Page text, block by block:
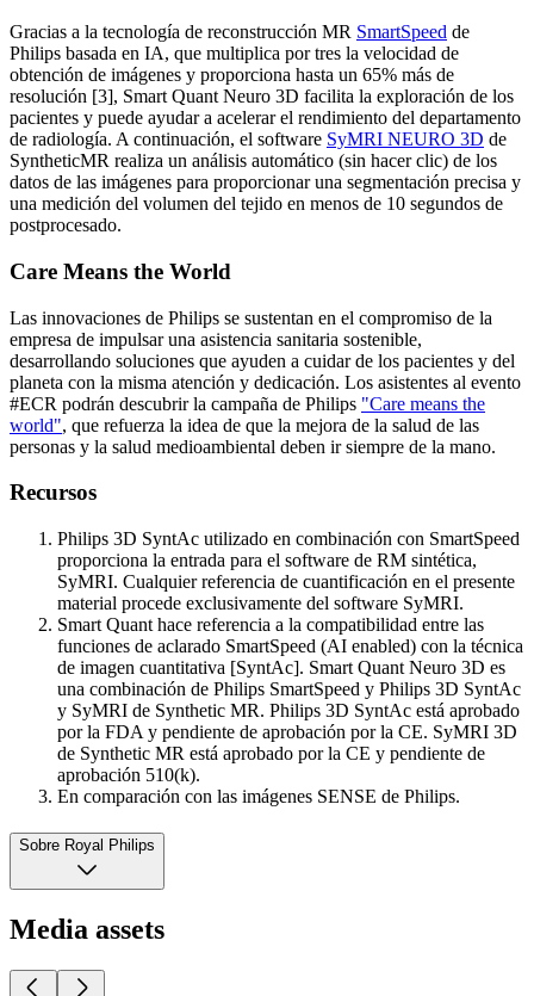
Gracias a la tecnología de reconstrucción MR SmartSpeed de
Philips basada en IA, que multiplica por tres la velocidad de
obtención de imágenes y proporciona hasta un 65% más de
resolución [3], Smart Quant Neuro 3D facilita la exploración de los
pacientes y puede ayudar a acelerar el rendimiento del departamento
de radiología. A continuación, el software SyMRI NEURO 3D de
SyntheticMR realiza un análisis automático (sin hacer clic) de los
datos de las imágenes para proporcionar una segmentación precisa y
una medición del volumen del tejido en menos de 10 segundos de
postprocesado.
Care Means the World
Las innovaciones de Philips se sustentan en el compromiso de la
empresa de impulsar una asistencia sanitaria sostenible,
desarrollando soluciones que ayuden a cuidar de los pacientes y del
planeta con la misma atención y dedicación. Los asistentes al evento
#ECR podrán descubrir la campaña de Philips "Care means the
world", que refuerza la idea de que la mejora de la salud de las
personas y la salud medioambiental deben ir siempre de la mano.
Recursos
Philips 3D SyntAc utilizado en combinación con SmartSpeed
proporciona la entrada para el software de RM sintética,
SyMRI. Cualquier referencia de cuantificación en el presente
material procede exclusivamente del software SyMRI.
Smart Quant hace referencia a la compatibilidad entre las
funciones de aclarado SmartSpeed (AI enabled) con la técnica
de imagen cuantitativa [SyntAc]. Smart Quant Neuro 3D es
una combinación de Philips SmartSpeed y Philips 3D SyntAc
y SyMRI de Synthetic MR. Philips 3D SyntAc está aprobado
por la FDA y pendiente de aprobación por la CE. SyMRI 3D
de Synthetic MR está aprobado por la CE y pendiente de
aprobación 510(k).
En comparación con las imágenes SENSE de Philips.
Sobre Royal Philips
Media assets